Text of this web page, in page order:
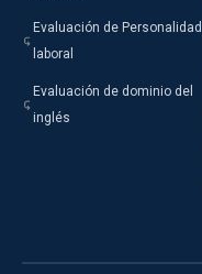
Evaluación de Personalidad
laboral
Evaluación de dominio del
inglés